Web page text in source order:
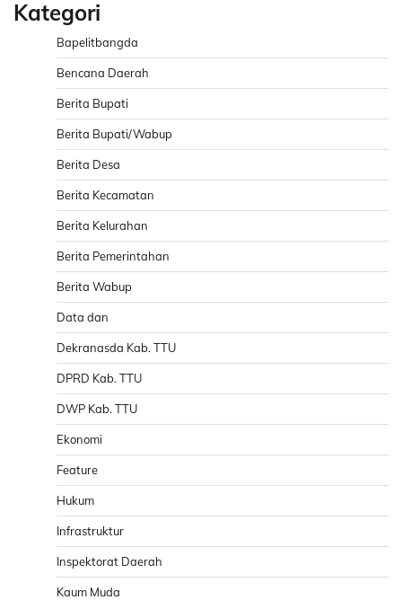
Kategori
Bapelitbangda
Bencana Daerah
Berita Bupati
Berita Bupati/Wabup
Berita Desa
Berita Kecamatan
Berita Kelurahan
Berita Pemerintahan
Berita Wabup
Data dan
Dekranasda Kab. TTU
DPRD Kab. TTU
DWP Kab. TTU
Ekonomi
Feature
Hukum
Infrastruktur
Inspektorat Daerah
Kaum Muda